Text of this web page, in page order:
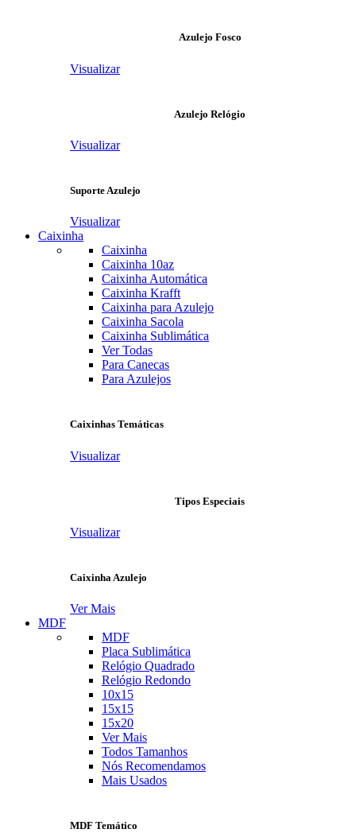
Azulejo Fosco
Visualizar
Azulejo Relógio
Visualizar
Suporte Azulejo
Visualizar
Caixinha
Caixinha
Caixinha 10az
Caixinha Automática
Caixinha Krafft
Caixinha para Azulejo
Caixinha Sacola
Caixinha Sublimática
Ver Todas
Para Canecas
Para Azulejos
Caixinhas Temáticas
Visualizar
Tipos Especiais
Visualizar
Caixinha Azulejo
Ver Mais
MDF
MDF
Placa Sublimática
Relógio Quadrado
Relógio Redondo
10x15
15x15
15x20
Ver Mais
Todos Tamanhos
Nós Recomendamos
Mais Usados
MDF Temático